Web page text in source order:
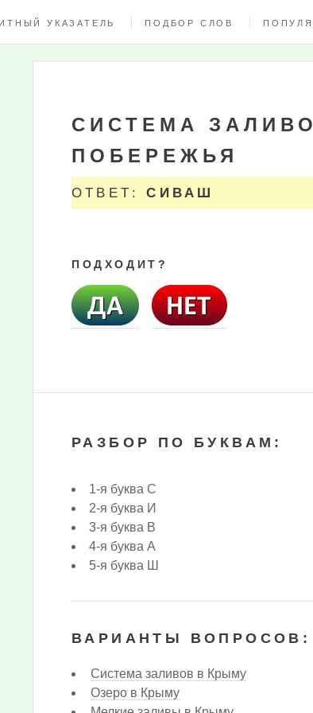
УКАЗАТЕЛЬ ПОДБОР СЛОВ
СИСТЕМА
ПОБЕРЕЖЬЯ
ОТВЕТ:СИВАШ
ПОДХОДИТ?
РАЗБОР ПО БУКВАМ:
1-я буква С
2-я буква И
3-я буква В
4-я буква А
5-я буква Ш
ВАРИАНТЫ ВОПРОСОВ:
Система заливов в Крыму
Озеро в Крыму